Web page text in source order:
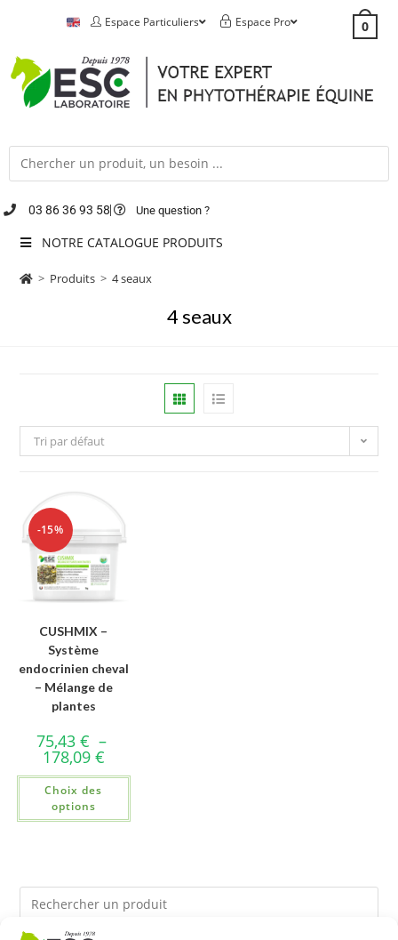
Espace Particuliers Espace Pro 0
03 86 36 93 58 Une question ?
NOTRE CATALOGUE PRODUITS
> Produits > 4 seaux
4 seaux
Tri par défaut
-15%
CUSHMIX –
Système
endocrinien cheval
– Mélange de
plantes
75,43 € –
178,09 €
Choix des
options